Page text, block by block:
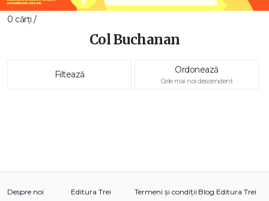
0 cărți /
Col Buchanan
Filtează Ordonează
Cele mai noi descendent
Despre noi
Editura Trei
Termeni și condiții Blog Editura Trei